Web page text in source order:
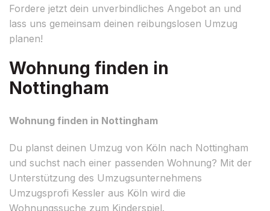
Fordere jetzt dein unverbindliches Angebot an und
lass uns gemeinsam deinen reibungslosen Umzug
planen!
Wohnung finden in
Nottingham
Wohnung finden in Nottingham
Du planst deinen Umzug von Köln nach Nottingham
und suchst nach einer passenden Wohnung? Mit der
Unterstützung des Umzugsunternehmens
Umzugsprofi Kessler aus Köln wird die
Wohnungssuche zum Kinderspiel.